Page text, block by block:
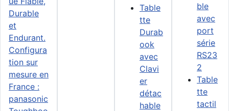
Table
tte
Durab
ook
avec
Clavi
er
détac
hable
ble
avec
port
série
RS23
2
Table
tte
tactil